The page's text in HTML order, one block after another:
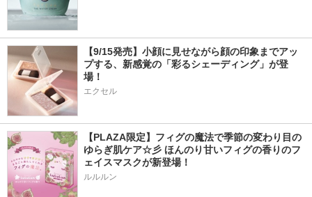
【9/15発売】小顔に見せながら顔の印象までアッ
プする、新感覚の「彩るシェーディング」が登
場！
エクセル
【PLAZA限定】フィグの魔法で季節の変わり目の
ゆらぎ肌ケア☆彡 ほんのり甘いフィグの香りのフ
ェイスマスクが新登場！
ルルルン